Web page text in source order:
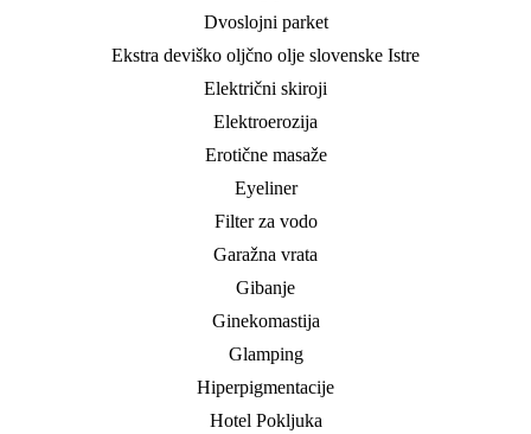
Dvoslojni parket
Ekstra deviško oljčno olje slovenske Istre
Električni skiroji
Elektroerozija
Erotične masaže
Eyeliner
Filter za vodo
Garažna vrata
Gibanje
Ginekomastija
Glamping
Hiperpigmentacije
Hotel Pokljuka